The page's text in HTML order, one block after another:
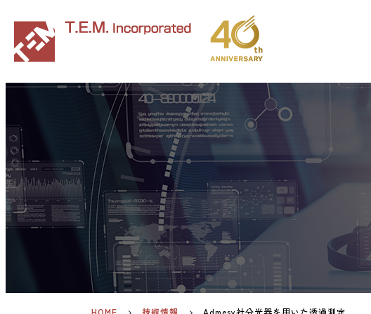
HOME 技術情報 Admesy社分光器を用いた透過測定